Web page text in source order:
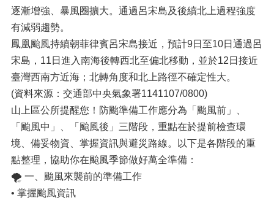
逐漸增強、暴風圈擴大。通過呂宋島及後續北上過程強度
有減弱趨勢。
鳳凰颱風持續朝菲律賓呂宋島接近，預計9日至10日通過呂
宋島，11日進入南海後轉西北至偏北移動，並於12日接近
臺灣西南方近海；北轉角度和北上路徑不確定性大。
(資料來源：交通部中央氣象署1141107/0800)
山上區公所提醒您！防颱準備工作應分為「颱風前」、
「颱風中」、「颱風後」三階段，重點在於提前檢查環
境、備妥物資、掌握資訊與避災路線。以下是各階段的重
點整理，協助你在颱風季節做好萬全準備：
🌪️ 一、颱風來襲前的準備工作
• 掌握颱風資訊